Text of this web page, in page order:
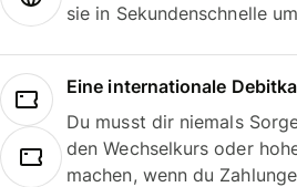
sie in Sekundenschnelle
Eine internationale
Du musst dir niemals
den Wechselkurs oder
machen, wenn du